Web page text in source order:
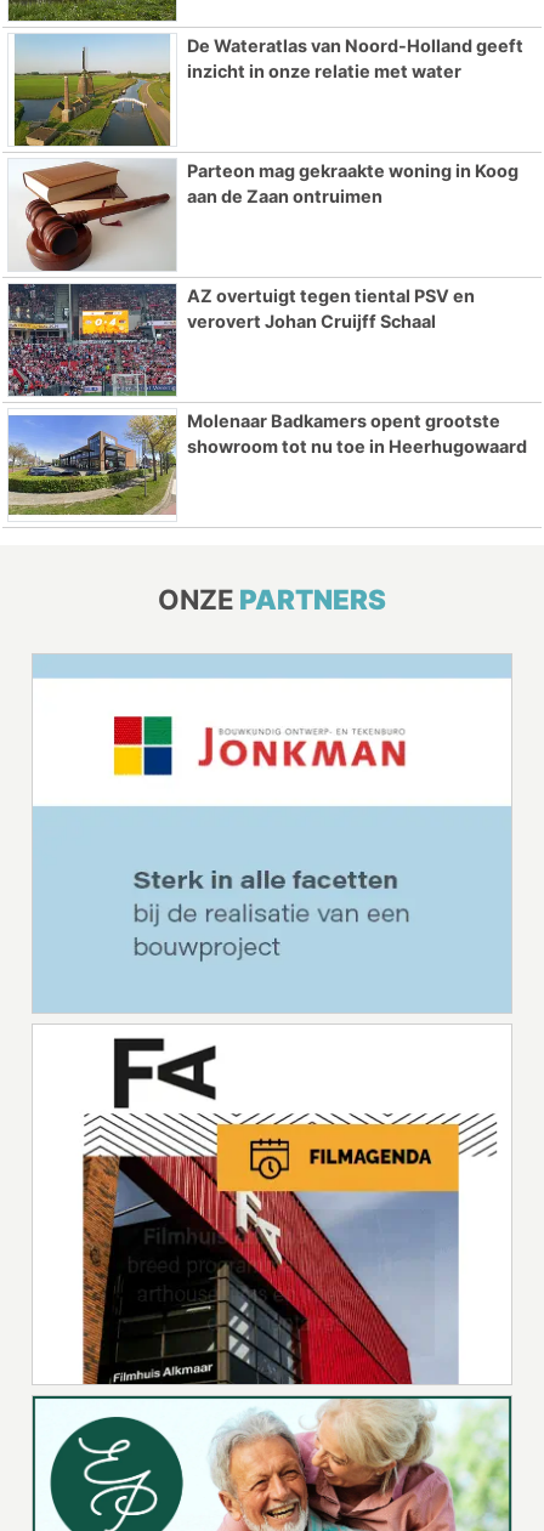
De Wateratlas van Noord-Holland geeft
inzicht in onze relatie met water
Parteon mag gekraakte woning in Koog
aan de Zaan ontruimen
AZ overtuigt tegen tiental PSV en
verovert Johan Cruijff Schaal
Molenaar Badkamers opent grootste
showroom tot nu toe in Heerhugowaard
ONZE PARTNERS